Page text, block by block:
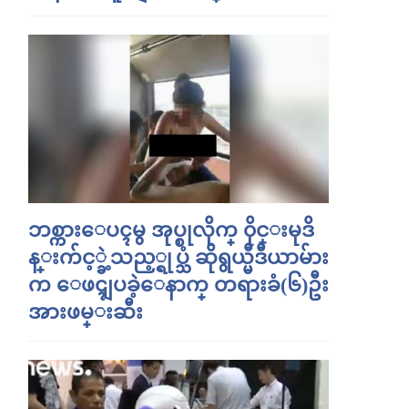
ဘစ္ကားေပၚမွ အုပ္စုလိုက္ ၀ိုင္းမုဒိ
န္းက်င့္ခဲ့သည့္ရုပ္သံ ဆိုရွယ္မီဒီယာမ်ား
က ေဖၚျပခဲ့ေနာက္ တရားခံ(၆)ဦး
အားဖမ္းဆီး